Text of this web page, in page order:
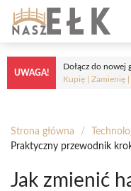
Przejdź
treści
UWAGA!
Dołącz do nowej
Kupię | Zamienię |
Strona główna /
Praktyczny przewodnik
Jak zmienić